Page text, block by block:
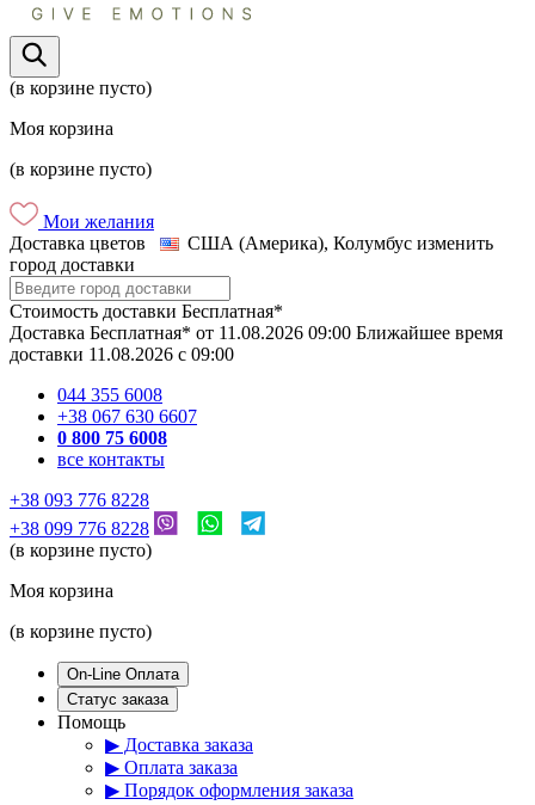
(в корзине пусто)
Моя корзина
(в корзине пусто)
Мои желания
Доставка цветов
США (Америка), Колумбус изменить
город доставки
Стоимость доставки Бесплатная*
Доставка Бесплатная* от 11.08.2026 09:00 Ближайшее время
доставки 11.08.2026 c 09:00
044 355 6008
+38 067 630 6607
0 800 75 6008
все контакты
+38 093 776 8228
+38 099 776 8228
(в корзине пусто)
Моя корзина
(в корзине пусто)
On-Line Оплата
Статус заказа
Помощь
▶ Доставка заказа
▶ Оплата заказа
▶ Порядок оформления заказа